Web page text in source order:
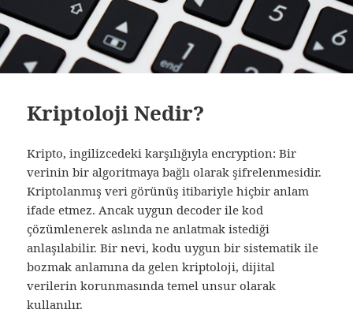
Kriptoloji Nedir?
Kripto, ingilizcedeki karşılığıyla encryption: Bir
verinin bir algoritmaya bağlı olarak şifrelenmesidir.
Kriptolanmış veri görünüş itibariyle hiçbir anlam
ifade etmez. Ancak uygun decoder ile kod
çözümlenerek aslında ne anlatmak istediği
anlaşılabilir. Bir nevi, kodu uygun bir sistematik ile
bozmak anlamına da gelen kriptoloji, dijital
verilerin korunmasında temel unsur olarak
kullanılır.